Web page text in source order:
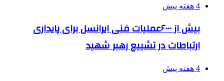
4 هفته پیش
بیش از ۶۰۰۰عملیات فنی ایرانسل برای پایداری
ارتباطات در تشییع رهبر شهید
4 هفته پیش